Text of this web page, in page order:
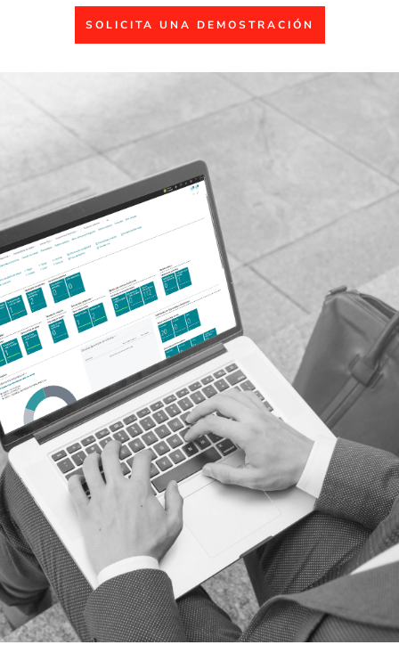
SOLICITA UNA DEMOSTRACIÓN